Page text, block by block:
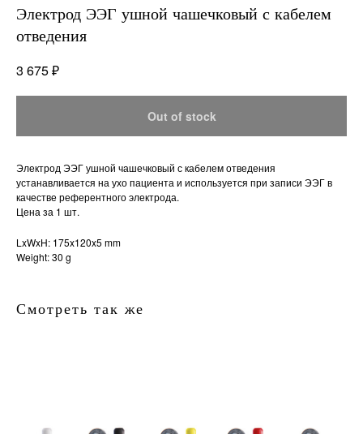
Электрод ЭЭГ ушной чашечковый с кабелем
отведения
3 675₽
Out of stock
Электрод ЭЭГ ушной чашечковый с кабелем отведения
устанавливается на ухо пациента и используется при записи ЭЭГ в
качестве референтного электрода.
Цена за 1 шт.
LxWxH: 175x120x5 mm
Weight: 30 g
Смотреть так же